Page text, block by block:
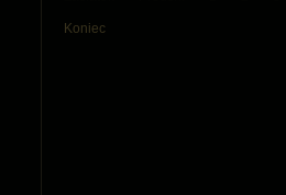
Koniec